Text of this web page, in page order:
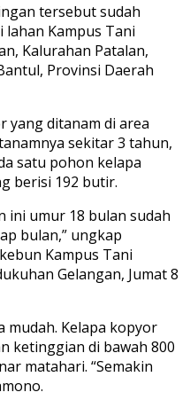
tersebut sudah
lahan Kampus Tani
Kalurahan Patalan,
Provinsi Daerah
yang ditanam di area
sekitar 3 tahun,
satu pohon kelapa
berisi 192 butir.
ini umur 18 bulan sudah
bulan,” ungkap
Kampus Tani
Gelangan, Jumat 8
mudah. Kelapa kopyor
ketinggian di bawah 800
matahari. “Semakin